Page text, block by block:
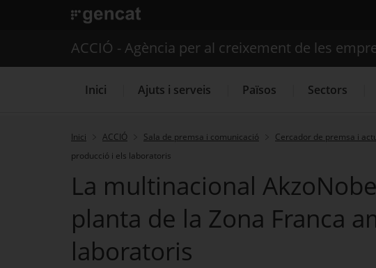
. Obre en una nova finestra.
ACCIÓ - Agència per al creixement de les
Inici Ajuts i serveis Països Sectors
Inici ACCIÓ Sala de premsa i comunicació Cercador de premsa i
producció i els laboratoris
La multinacional
planta de la Zona Franca
laboratoris